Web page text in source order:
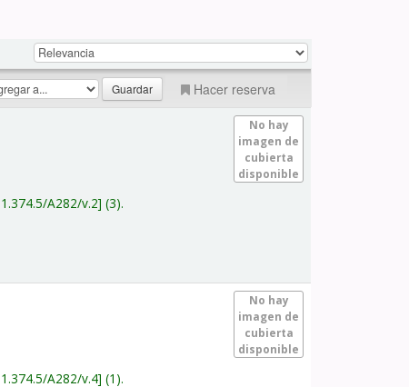
Hacer reserva
No hay
imagen de
cubierta
disponible
A282/v.2 (3).
No hay
imagen de
cubierta
disponible
A282/v.4 (1).